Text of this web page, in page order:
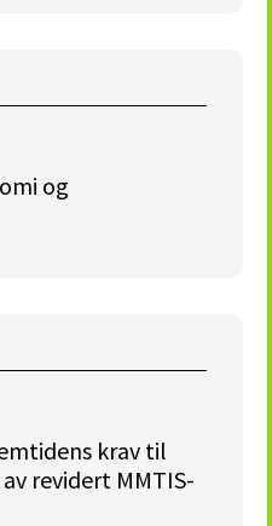
og
krav til
revidert MMTIS-